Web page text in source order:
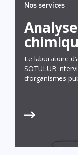
Nos services
Le laboratoire
SOTULUB
d’organismes